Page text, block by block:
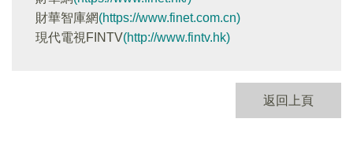
財華智庫網(https://www.finet.com.cn)
現代電視FINTV(http://www.fintv.hk)
返回上頁